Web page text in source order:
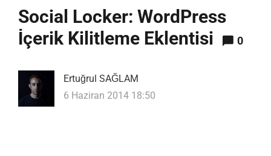
Social Locker: WordPress
İçerik Kilitleme Eklentisi
0
Ertuğrul SAĞLAM
6 Haziran 2014 18:50